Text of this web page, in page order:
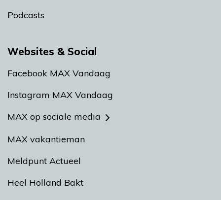
Podcasts
Websites & Social
Facebook MAX Vandaag
Instagram MAX Vandaag
MAX op sociale media
MAX vakantieman
Meldpunt Actueel
Heel Holland Bakt